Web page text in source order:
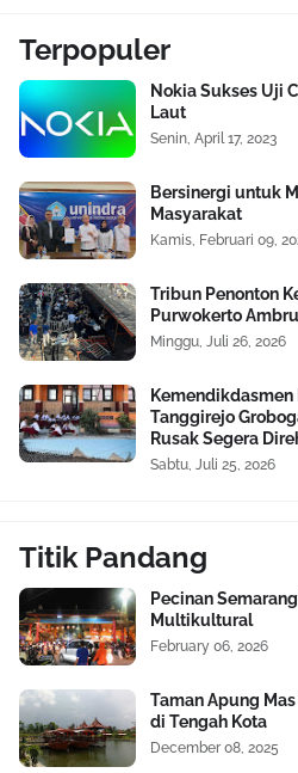
Terpopuler
Nokia Sukses Uji
Laut
Senin, April 17, 2023
Bersinergi untuk
Masyarakat
Kamis, Februari 09,
Tribun Penonton
Purwokerto
Minggu, Juli 26, 2026
Kemendikdasmen
Tanggirejo
Rusak Segera
Sabtu, Juli 25, 2026
Titik Pandang
Pecinan
Multikultural
February 06, 2026
Taman Apung
di Tengah Kota
December 08, 2025